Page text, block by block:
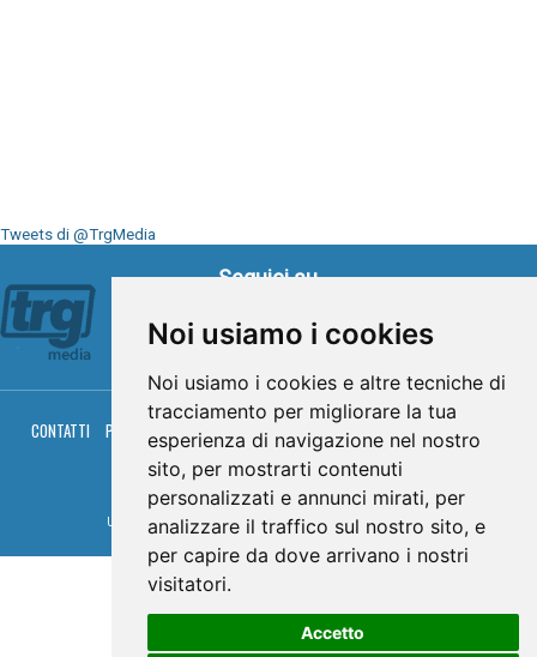
Noi usiamo i cookies
Noi usiamo i cookies e altre tecniche di
tracciamento per migliorare la tua
esperienza di navigazione nel nostro
sito, per mostrarti contenuti
personalizzati e annunci mirati, per
analizzare il traffico sul nostro sito, e
per capire da dove arrivano i nostri
visitatori.
Accetto
Tweets di @TrgMedia
Seguici su
CONTATTI PRIVACY COOKIES PALINSESTO DIRETTA TV
DIRETTA RADIO
RGM HITRADIO
© TRG Media 2005-2026
Umbria Televisioni s.r.l. - P.I.00496230541 - www.trgmedia.it- Powered by